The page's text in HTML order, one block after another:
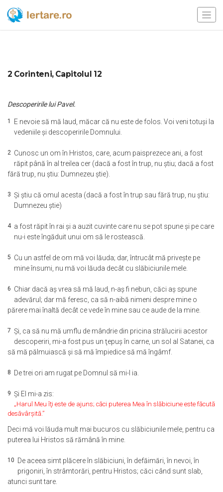
2 Corinteni, Capitolul 12
Descoperirile lui Pavel.
1 E nevoie să mă laud, măcar că nu este de folos. Voi veni totuşi la
vedeniile şi descoperirile Domnului.
2 Cunosc un om în Hristos, care, acum paisprezece ani, a fost
răpit până în al treilea cer (dacă a fost în trup, nu ştiu; dacă a fost
fără trup, nu ştiu: Dumnezeu ştie).
3 Şi ştiu că omul acesta (dacă a fost în trup sau fără trup, nu ştiu:
Dumnezeu ştie)
4 a fost răpit în rai şi a auzit cuvinte care nu se pot spune şi pe care
nu-i este îngăduit unui om să le rostească.
5 Cu un astfel de om mă voi lăuda; dar, întrucât mă priveşte pe
mine însumi, nu mă voi lăuda decât cu slăbiciunile mele.
6 Chiar dacă aş vrea să mă laud, n-aş fi nebun, căci aş spune
adevărul; dar mă feresc, ca să n-aibă nimeni despre mine o
părere mai înaltă decât ce vede în mine sau ce aude de la mine.
7 Şi, ca să nu mă umflu de mândrie din pricina strălucirii acestor
descoperiri, mi-a fost pus un ţepuş în carne, un sol al Satanei, ca
să mă pălmuiască şi să mă împiedice să mă îngâmf.
8 De trei ori am rugat pe Domnul să mi-l ia.
9 Şi El mi-a zis:
„Harul Meu îţi este de ajuns; căci puterea Mea în slăbiciune este făcută
desăvârşită.”
Deci mă voi lăuda mult mai bucuros cu slăbiciunile mele, pentru ca
puterea lui Hristos să rămână în mine.
10 De aceea simt plăcere în slăbiciuni, în defăimări, în nevoi, în
prigoniri, în strâmtorări, pentru Hristos; căci când sunt slab,
atunci sunt tare.